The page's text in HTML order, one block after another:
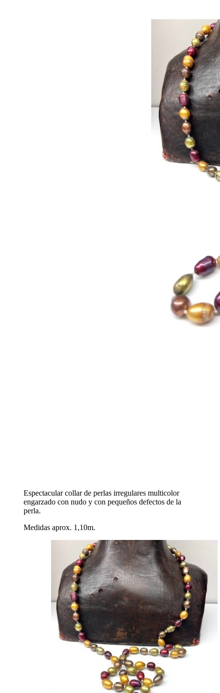
Espectacular collar de perlas irregulares multicolor
engarzado con nudo y con pequeños defectos de la
perla.
Medidas aprox. 1,10m.